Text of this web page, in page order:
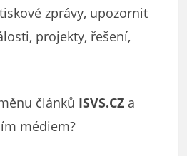
zprávy, upozornit
projekty, řešení,
článků ISVS.CZ a
médiem?